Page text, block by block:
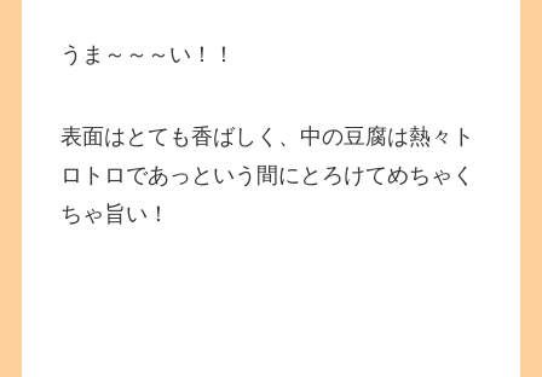
うま～～～い！！
表面はとても香ばしく、中の豆腐は熱々ト
ロトロであっという間にとろけてめちゃく
ちゃ旨い！